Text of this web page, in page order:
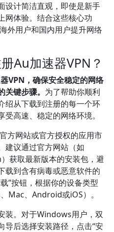
设计简洁直观，即使是新手
网体验。结合这些核心功
外用户和国内用户提升网络
Au加速器VPN？
VPN，确保安全稳定的网络
键步骤。 为了帮助你顺利
绍从下载到注册的每一个环
高速、稳定的网络环境。
方网站或官方授权的应用市
建议通过官方网站（如
获取最新版本的安装包，避
载到含有病毒或恶意软件的
”按钮，根据你的设备类型
Mac、Android或iOS）。
装。对于Windows用户，双
导后选择安装路径，点击“安